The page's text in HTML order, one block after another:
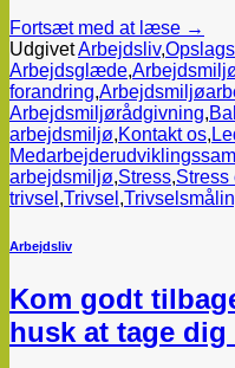
Fortsæt med at læse →
UdgivetArbejdsliv,
Arbejdsglæde,
forandring,
Arbejdsmiljørådgivning,
arbejdsmiljø,Kontakt os,
arbejdsmiljø,Stress,Stress
trivsel ,Trivsel ,
Arbejdsliv
Kom godt
husk at tage dig